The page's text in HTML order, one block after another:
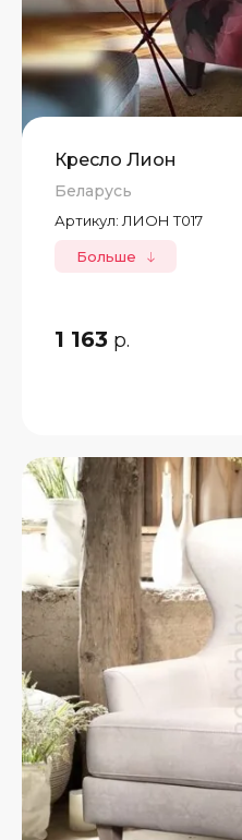
Кресло Лион
Беларусь
Артикул: ЛИОН Т017
Больше
1 163 р.